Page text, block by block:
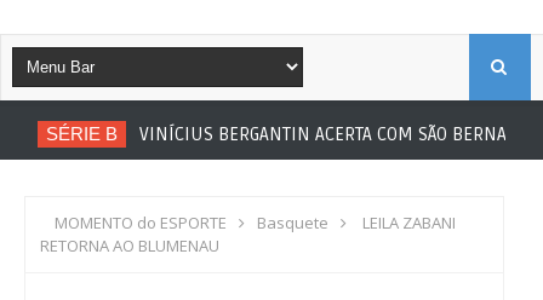
SÉRIE B VINÍCIUS BERGANTIN ACERTA COM SÃO BERNARDO
MOMENTO do ESPORTE Basquete
LEILA ZABANI
RETORNA AO BLUMENAU